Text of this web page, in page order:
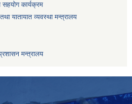
कार्यक्रम
यातायात व्यवस्था मन्त्रालय
मन्त्रालय